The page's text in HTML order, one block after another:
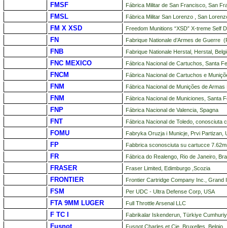
FMSF Fábrica Militar de San Francisco, San
FMSL Fábrica Militar San Lorenzo , San
FM X XSD Freedom Munitions “XSD” X-treme Self
FN Fabrique Nationale d’Armes de Guerre
FNB Fabrique Nationale Herstal, Herstal,
FNC MEXICO Fábrica Nacional de Cartuchos, Santa
FNCM Fábrica Nacional de Cartuchos e
FNM Fábrica Nacional de Munições de
FNM Fábrica Nacional de Municiones, Santa
FNP Fábrica Nacional de Valencia, Spagna
FNT Fábrica Nacional de Toledo, conosciuta
FOMU Fabryka Oruzja i Municje, Prvi Partizan,
FP Fabbrica sconosciuta su cartucce
FR Fábrica do Realengo, Rio de Janeiro,
FRASER Fraser Limited, Edimburgo ,Scozia
FRONTIER Frontier Cartridge Company Inc.,
FSM Per UDC - Ultra Defense Corp, USA
FTA 9MM LUGER Full Throttle Arsenal LLC
F TC I Fabrikalar Iskenderun, Türkiye
Fusnot Fusnot Charles et Cie, Bruxelles, Belgio